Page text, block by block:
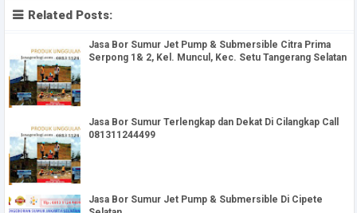
Related Posts:
Jasa Bor Sumur Jet Pump & Submersible Citra Prima
Serpong 1& 2, Kel. Muncul, Kec. Setu Tangerang Selatan
Jasa Bor Sumur Terlengkap dan Dekat Di Cilangkap Call
081311244499
Jasa Bor Sumur Jet Pump & Submersible Di Cipete